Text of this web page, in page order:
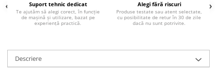
Suport tehnic dedicat
Te ajutăm să alegi corect, în funcție
de mașină și utilizare, bazat pe
experiență practică.
Alegi fără riscuri
Produse testate sau atent selectate,
cu posibilitate de retur în 30 de zile
dacă nu sunt potrivite.
Descriere